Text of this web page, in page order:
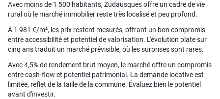
Avec moins de 1 500 habitants, Zudausques offre un cadre de vie
rural où le marché immobilier reste très localisé et peu profond.
À 1 981 €/m², les prix restent mesurés, offrant un bon compromis
entre accessibilité et potentiel de valorisation. L'évolution plate sur
cinq ans traduit un marché prévisible, où les surprises sont rares.
Avec 4,5% de rendement brut moyen, le marché offre un compromis
entre cash-flow et potentiel patrimonial. La demande locative est
limitée, reflet de la taille de la commune. Évaluez bien le potentiel
avant d'investir.